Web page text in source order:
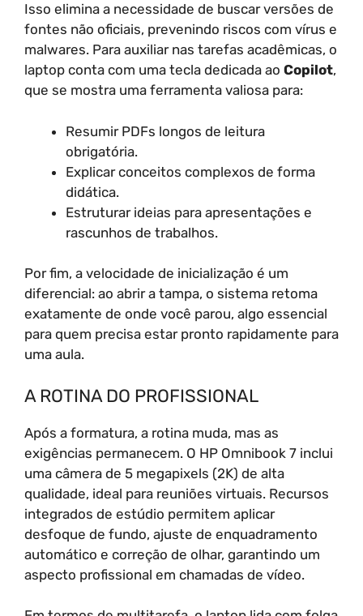
Isso elimina a necessidade de buscar versões de
fontes não oficiais, prevenindo riscos com vírus e
malwares. Para auxiliar nas tarefas acadêmicas, o
laptop conta com uma tecla dedicada ao Copilot,
que se mostra uma ferramenta valiosa para:
Resumir PDFs longos de leitura
obrigatória.
Explicar conceitos complexos de forma
didática.
Estruturar ideias para apresentações e
rascunhos de trabalhos.
Por fim, a velocidade de inicialização é um
diferencial: ao abrir a tampa, o sistema retoma
exatamente de onde você parou, algo essencial
para quem precisa estar pronto rapidamente para
uma aula.
A ROTINA DO PROFISSIONAL
Após a formatura, a rotina muda, mas as
exigências permanecem. O HP Omnibook 7 inclui
uma câmera de 5 megapixels (2K) de alta
qualidade, ideal para reuniões virtuais. Recursos
integrados de estúdio permitem aplicar
desfoque de fundo, ajuste de enquadramento
automático e correção de olhar, garantindo um
aspecto profissional em chamadas de vídeo.